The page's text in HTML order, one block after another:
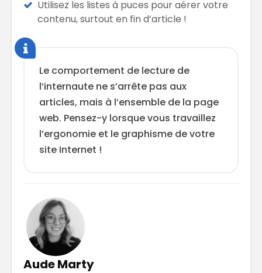
Utilisez les listes à puces pour aérer votre
contenu, surtout en fin d’article !
Le comportement de lecture de
l’internaute ne s’arrête pas aux
articles, mais à l’ensemble de la page
web. Pensez-y lorsque vous travaillez
l’ergonomie et le graphisme de votre
site Internet !
Aude Marty